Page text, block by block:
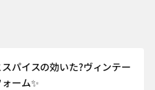
パイスの効いた?️ヴィンテー
ーム✨